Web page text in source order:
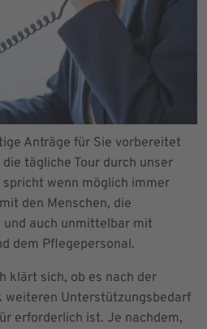
Anträge für Sie vorbereitet
tägliche Tour durch unser
wenn möglich immer
den Menschen, die
auch unmittelbar mit
dem Pflegepersonal.
klärt sich, ob es nach der
weiteren Unterstützungsbedarf
erforderlich ist. Je nachdem,